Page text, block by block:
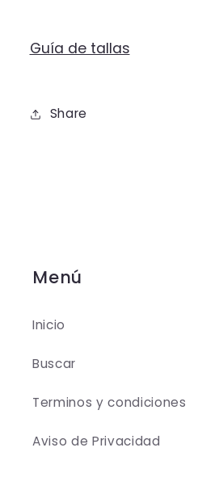
Guía de tallas
Share
Menú
Inicio
Buscar
Terminos y condiciones
Aviso de Privacidad